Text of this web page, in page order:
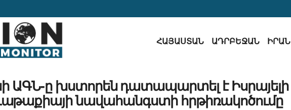
ՀԱՅԱՍՏԱՆ ԱԴՐԲԵՋԱՆ ԻՐԱՆ
ԱԳՆ-ը խստորեն դատապարտել է Իսրայելի
նավահանգստի հրթիռակոծումը